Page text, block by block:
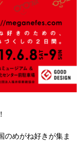
のめがね好きが集ま